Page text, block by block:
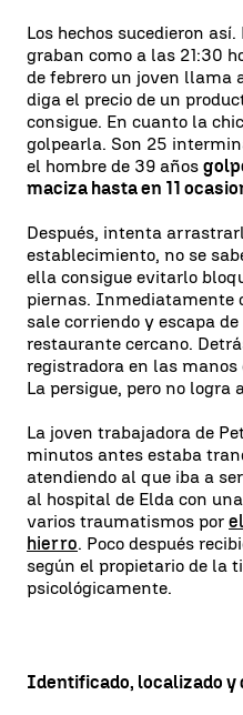
Los hechos sucedieron
graban como a las 21:30
de febrero un joven llama
diga el precio de un
consigue. En cuanto la
golpearla. Son 25
el hombre de 39 años
maciza hasta en 11
Después, intenta
establecimiento, no se
ella consigue evitarlo
piernas. Inmediatamente
sale corriendo y escapa
restaurante cercano.
registradora en las
La persigue, pero no logra
La joven trabajadora de
minutos antes estaba
atendiendo al que iba a
al hospital de Elda con
varios traumatismos por
hierro. Poco después
según el propietario de la
psicológicamente.
Identificado, localizado y